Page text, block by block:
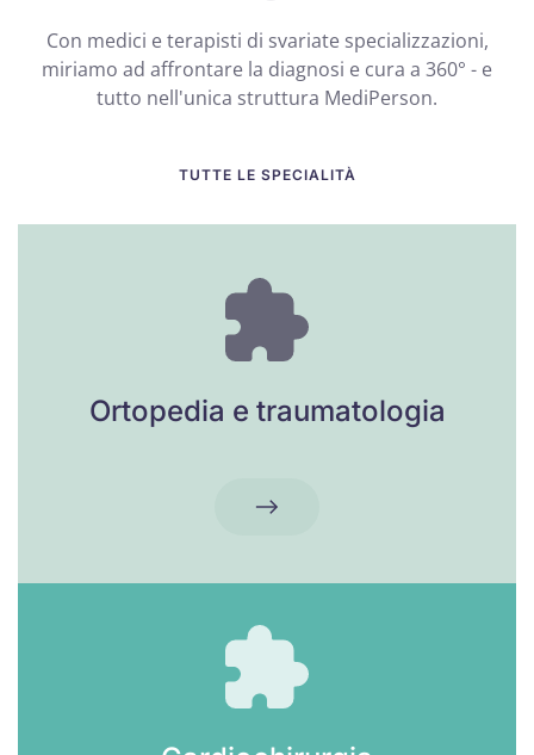
Con medici e terapisti di svariate specializzazioni,
miriamo ad affrontare la diagnosi e cura a 360° - e
tutto nell'unica struttura MediPerson.
TUTTE LE SPECIALITÀ
Ortopedia e traumatologia